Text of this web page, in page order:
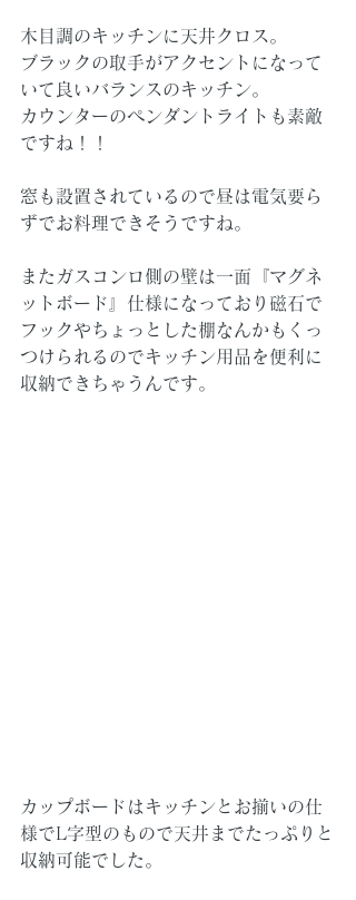
木目調のキッチンに天井クロス。
ブラックの取手がアクセントになって
いて良いバランスのキッチン。
カウンターのペンダントライトも素敵
ですね！！
窓も設置されているので昼は電気要ら
ずでお料理できそうですね。
またガスコンロ側の壁は一面『マグネ
ットボード』仕様になっており磁石で
フックやちょっとした棚なんかもくっ
つけられるのでキッチン用品を便利に
収納できちゃうんです。
カップボードはキッチンとお揃いの仕
様でL字型のもので天井までたっぷりと
収納可能でした。